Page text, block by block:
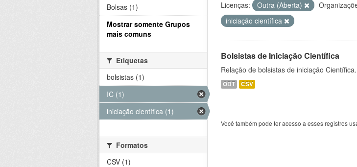
Licenças: Outra (Aberta)
iniciação científica
Bolsistas de Iniciação Científica
Relação de bolsistas de iniciação Científica.
ODT CSV
Você também pode ter acesso a esses registros
Bolsas (1)
Mostrar somente Grupos
mais comuns
Etiquetas
bolsistas (1)
IC (1)
iniciação científica (1)
Formatos
CSV (1)